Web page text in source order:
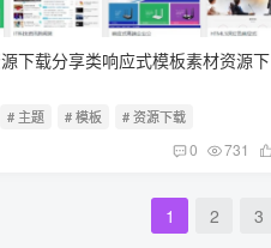
下载分享类响应式模板素材资源下
# 主题 # 模板 # 资源下载
0 731
1 2 3